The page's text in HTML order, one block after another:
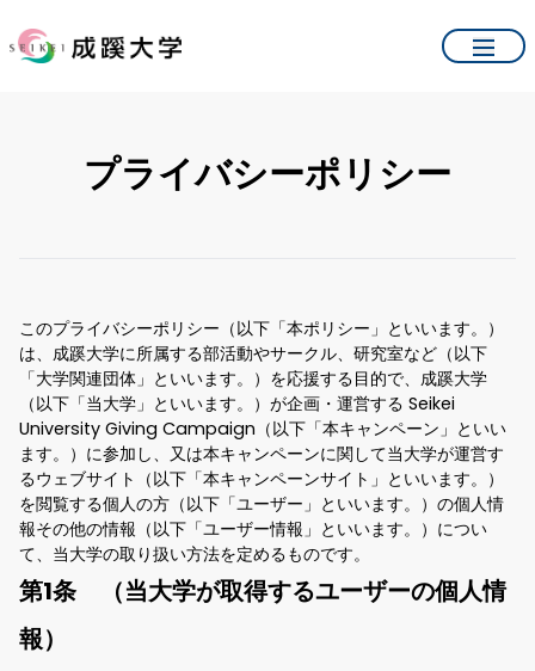
プライバシーポリシー
このプライバシーポリシー（以下「本ポリシー」といいます。）
は、成蹊大学に所属する部活動やサークル、研究室など（以下
「大学関連団体」といいます。）を応援する目的で、成蹊大学
（以下「当大学」といいます。）が企画・運営する Seikei
University Giving Campaign（以下「本キャンペーン」といい
ます。）に参加し、又は本キャンペーンに関して当大学が運営す
るウェブサイト（以下「本キャンペーンサイト」といいます。）
を閲覧する個人の方（以下「ユーザー」といいます。）の個人情
報その他の情報（以下「ユーザー情報」といいます。）につい
て、当大学の取り扱い方法を定めるものです。
第1条 （当大学が取得するユーザーの個人情
報）